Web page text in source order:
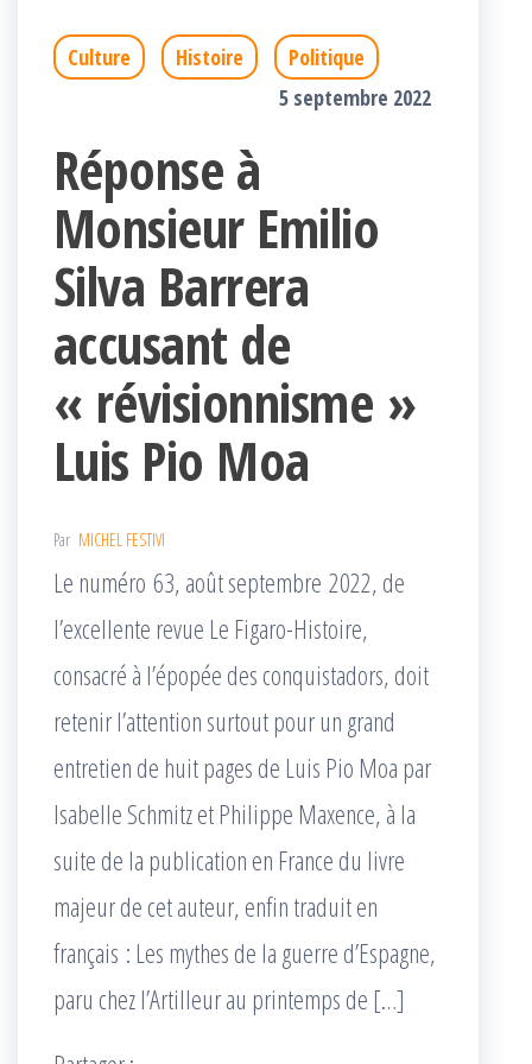
Culture Histoire
Politique
5 septembre 2022
Réponse à
Monsieur Emilio
Silva Barrera
accusant de
« révisionnisme »
Luis Pio Moa
Par MICHEL FESTIVI
Le numéro 63, août septembre 2022, de
l’excellente revue Le Figaro-Histoire,
consacré à l’épopée des conquistadors, doit
retenir l’attention surtout pour un grand
entretien de huit pages de Luis Pio Moa par
Isabelle Schmitz et Philippe Maxence, à la
suite de la publication en France du livre
majeur de cet auteur, enfin traduit en
français : Les mythes de la guerre d’Espagne,
paru chez l’Artilleur au printemps de […]